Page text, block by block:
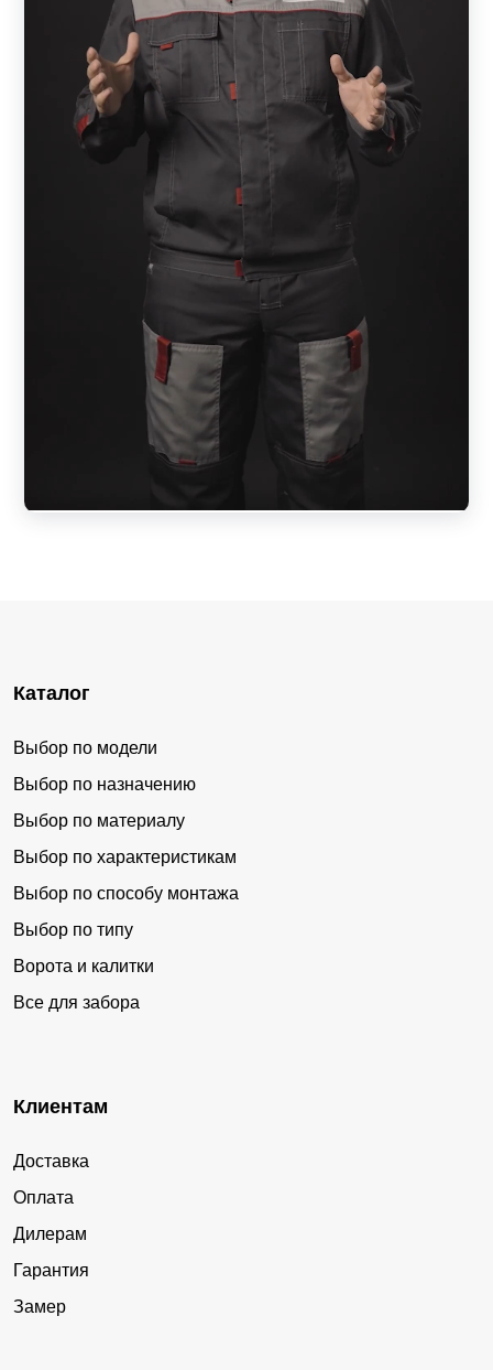
Каталог
Выбор по модели
Выбор по назначению
Выбор по материалу
Выбор по характеристикам
Выбор по способу монтажа
Выбор по типу
Ворота и калитки
Все для забора
Клиентам
Доставка
Оплата
Дилерам
Гарантия
Замер